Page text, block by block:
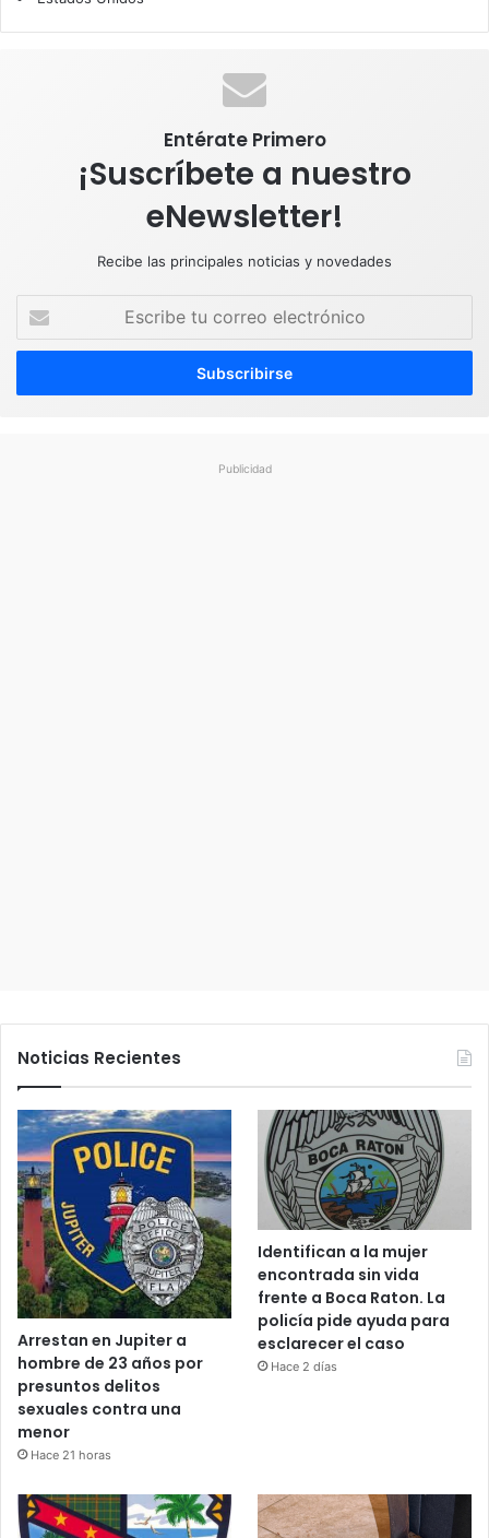
n
Entérate Primero
¡Suscríbete a nuestro
eNewsletter!
Recibe las principales noticias y novedades
c
i
Publicidad
Noticias Recientes
Arrestan en Jupiter a
hombre de 23 años por
presuntos delitos
sexuales contra una
menor
Hace 21 horas
Identifican a la mujer
encontrada sin vida
frente a Boca Raton. La
policía pide ayuda para
esclarecer el caso
Hace 2 días